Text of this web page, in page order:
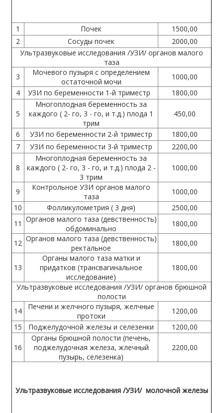
1 Почек
1500,00
2
Сосуды почек
2000,00
Ультразвуковые исследования /УЗИ/ органов малого
таза
3
Мочевого пузыря с определением
остаточной мочи
1000,00
4
УЗИ по беременности 1-й триместр 1800,00
5
Многоплодная беременность за
каждого ( 2- го, 3 - го, и т.д.) плода 1
трим
450,00
6 УЗИ по беременности 2-й триместр
1800,00
7
УЗИ по беременности 3-й триместр 2200,00
8
Многоплодная беременность за
каждого ( 2- го, 3 - го, и т.д.) плода 2 -
3 трим
1000,00
9
Контрольное УЗИ органов малого
таза
1000,00
10
Фолликулометрия ( 3 дня)
2500,00
11 Органов малого таза (девственность)
обдоминально
1800,00
12 Органов малого таза (девственность)
ректальное
1800,00
13
Органы малого таза матки и
придатков (трансвагинальное
исследование)
1800,00
Ультразвуковые исследования /УЗИ/ органов брюшной
полости
14
Печени и желчного пузыря, желчные
протоки
1200,00
15
Поджелудочной железы и селезенки 1200,00
16
Органы брюшной полости (печень,
поджелудочная железа, жлечный
пузырь, селезенка)
2200,00
Ультразвуковые исследования /УЗИ/ молочной железы